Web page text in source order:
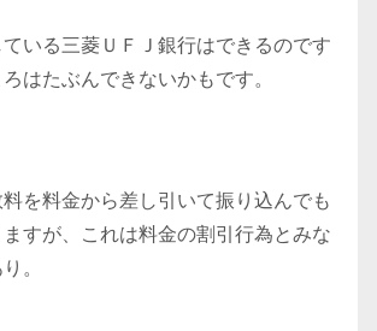
いる三菱ＵＦＪ銀行はできるのです
はたぶんできないかもです。
を料金から差し引いて振り込んでも
すが、これは料金の割引行為とみな
。